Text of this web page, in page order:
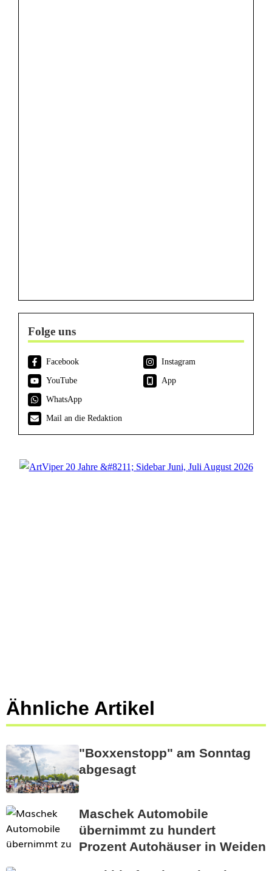
Folge uns
Facebook
Instagram
YouTube
App
WhatsApp
Mail an die Redaktion
Ähnliche Artikel
"Boxxenstopp" am Sonntag
abgesagt
Maschek Automobile
übernimmt zu hundert
Prozent Autohäuser in Weiden